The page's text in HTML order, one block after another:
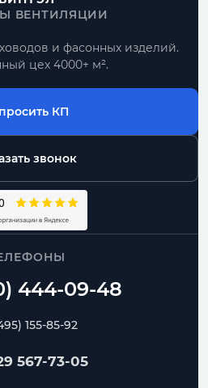
ВЕНТИЛЯЦИИ
и фасонных изделий.
цех 4000+ м².
КП
звонок
155-85-92
567-73-05